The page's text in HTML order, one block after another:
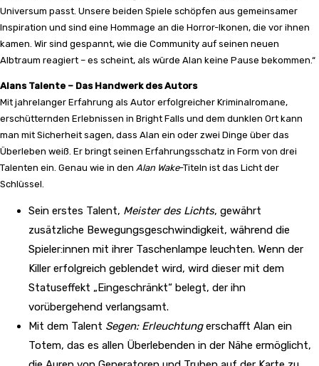
Universum passt. Unsere beiden Spiele schöpfen aus gemeinsamer
Inspiration und sind eine Hommage an die Horror-Ikonen, die vor ihnen
kamen. Wir sind gespannt, wie die Community auf seinen neuen
Albtraum reagiert – es scheint, als würde Alan keine Pause bekommen.“
Alans Talente – Das Handwerk des Autors
Mit jahrelanger Erfahrung als Autor erfolgreicher Kriminalromane,
erschütternden Erlebnissen in Bright Falls und dem dunklen Ort kann
man mit Sicherheit sagen, dass Alan ein oder zwei Dinge über das
Überleben weiß. Er bringt seinen Erfahrungsschatz in Form von drei
Talenten ein. Genau wie in den Alan Wake-Titeln ist das Licht der
Schlüssel.
Sein erstes Talent, Meister des Lichts, gewährt
zusätzliche Bewegungsgeschwindigkeit, während die
Spieler:innen mit ihrer Taschenlampe leuchten. Wenn der
Killer erfolgreich geblendet wird, wird dieser mit dem
Statuseffekt „Eingeschränkt“ belegt, der ihn
vorübergehend verlangsamt.
Mit dem Talent Segen: Erleuchtungerschafft Alan ein
Totem, das es allen Überlebenden in der Nähe ermöglicht,